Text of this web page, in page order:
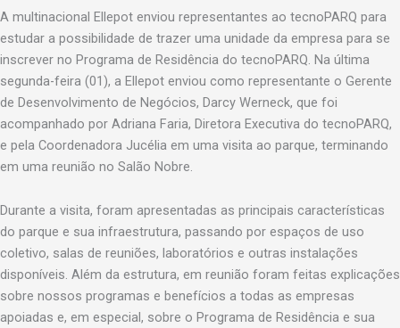
A multinacional Ellepot enviou representantes ao tecnoPARQ para
estudar a possibilidade de trazer uma unidade da empresa para se
inscrever no Programa de Residência do tecnoPARQ. Na última
segunda-feira (01), a Ellepot enviou como representante o Gerente
de Desenvolvimento de Negócios, Darcy Werneck, que foi
acompanhado por Adriana Faria, Diretora Executiva do tecnoPARQ,
e pela Coordenadora Jucélia em uma visita ao parque, terminando
em uma reunião no Salão Nobre.
Durante a visita, foram apresentadas as principais características
do parque e sua infraestrutura, passando por espaços de uso
coletivo, salas de reuniões, laboratórios e outras instalações
disponíveis. Além da estrutura, em reunião foram feitas explicações
sobre nossos programas e benefícios a todas as empresas
apoiadas e, em especial, sobre o Programa de Residência e sua